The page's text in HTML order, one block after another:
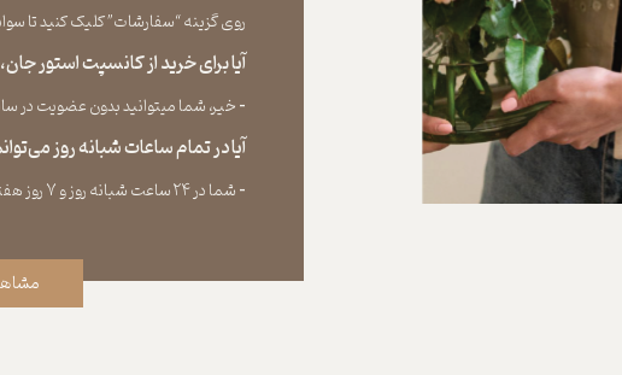
روی گزینه “سفارشات” کلیک کنید تا
آیا برای خرید از کانسپت استور
​​​​​​​- خیر، شما میتوانید بدون عضویت در
آیا در تمام ساعات شبانه روز
​​​​​​​​​​​​​​- شما در ۲۴ ساعت شبانه روز و ۷ روز هفته می‌‏توانید سفارش خود را ثبت کنید.